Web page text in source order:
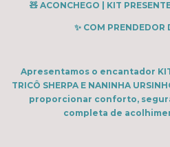
🧸 ACONCHEGO | KIT
✨ COM PRENDEDOR
Apresentamos o encantador KIT
TRICÔ SHERPA E NANINHA
proporcionar conforto,
completa de